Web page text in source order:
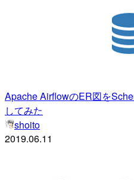
Apache AirflowのER図を
してみた
shoito
2019.06.11